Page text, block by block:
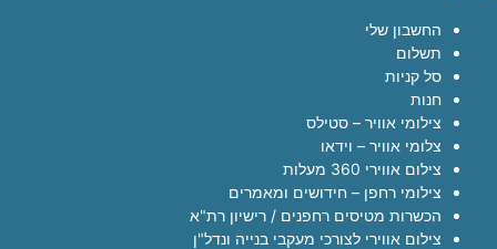
החשבון שלי
תשלום
סל קניות
חנות
צילומי אוויר – סטילס
צלומי אוויר – וידאו
צילום אווירי 360 מעלות
צילומי רחפן – חידושים ומאמרים
הכשרות מטיסים רחפנים / רישיון רת"א
צילום אווירי לצורכי מעקבי בנייה ונדל"ן